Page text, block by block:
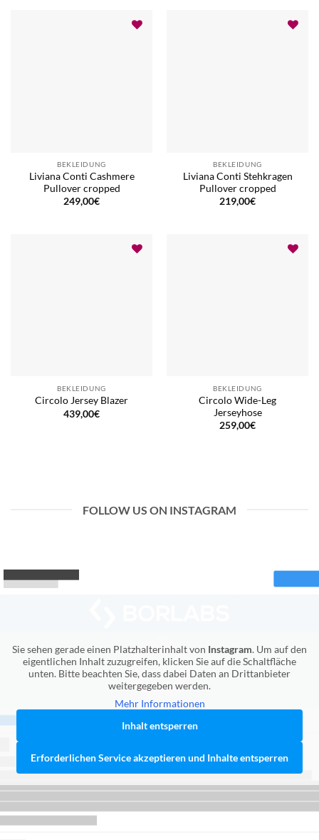
BEKLEIDUNG
Liviana Conti Cashmere
Pullover cropped
249,00€
BEKLEIDUNG
Liviana Conti Stehkragen
Pullover cropped
219,00€
BEKLEIDUNG
Circolo Jersey Blazer
439,00€
BEKLEIDUNG
Circolo Wide-Leg
Jerseyhose
259,00€
FOLLOW US ON INSTAGRAM
Sie sehen gerade einen Platzhalterinhalt von Instagram. Um auf den
eigentlichen Inhalt zuzugreifen, klicken Sie auf die Schaltfläche
unten. Bitte beachten Sie, dass dabei Daten an Drittanbieter
weitergegeben werden.
Mehr Informationen
Inhalt entsperren
Erforderlichen Service akzeptieren und Inhalte entsperren